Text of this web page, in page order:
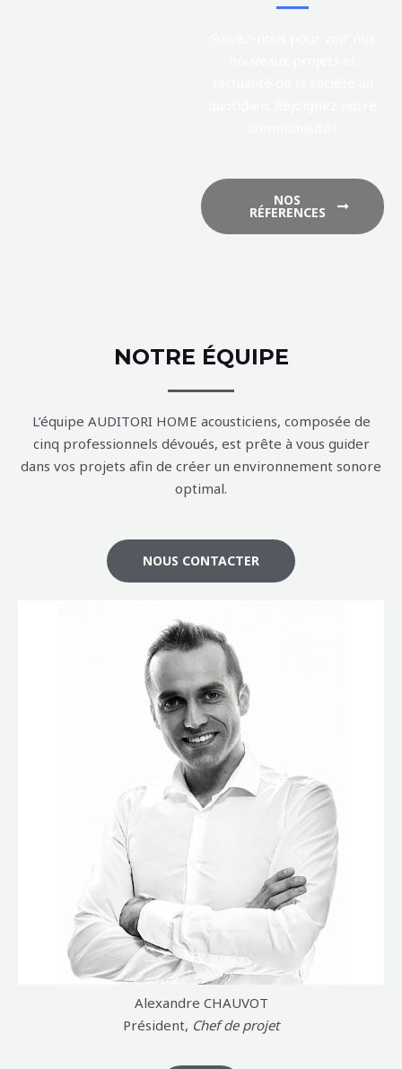
NOS
RÉFERENCES
NOTRE ÉQUIPE
L’équipe AUDITORI HOME acousticiens, composée de
cinq professionnels dévoués, est prête à vous guider
dans vos projets afin de créer un environnement sonore
optimal.
NOUS CONTACTER
CLIQUEZ
ICI
Alexandre CHAUVOT
Président, Chef de projet